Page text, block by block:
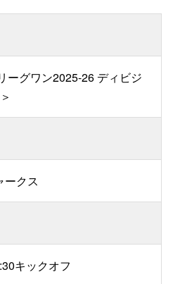
ーグワン2025-26 ディビジ
ークス
キックオフ